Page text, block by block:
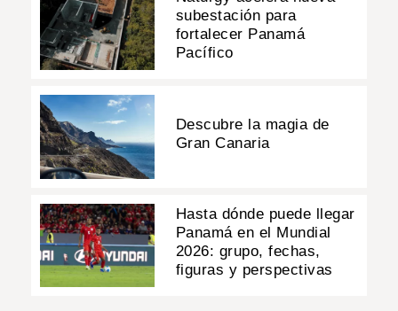
subestación para
fortalecer Panamá
Pacífico
Descubre la magia de
Gran Canaria
Hasta dónde puede llegar
Panamá en el Mundial
2026: grupo, fechas,
figuras y perspectivas